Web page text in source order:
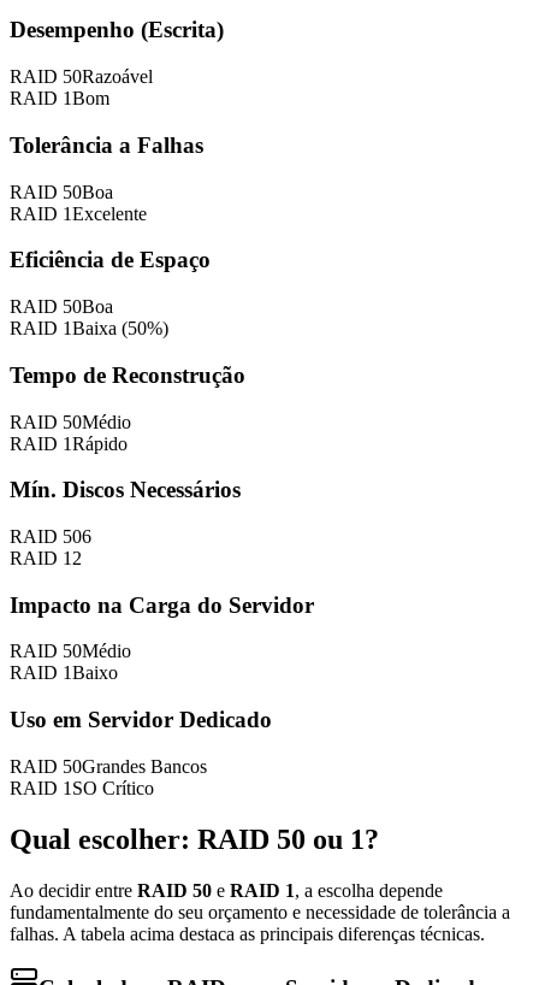
Desempenho (Escrita)
RAID 50Razoável
RAID 1Bom
Tolerância a Falhas
RAID 50Boa
RAID 1Excelente
Eficiência de Espaço
RAID 50Boa
RAID 1Baixa (50%)
Tempo de Reconstrução
RAID 50Médio
RAID 1Rápido
Mín. Discos Necessários
RAID 506
RAID 1 2
Impacto na Carga do Servidor
RAID 50Médio
RAID 1Baixo
Uso em Servidor Dedicado
RAID 50Grandes Bancos
RAID 1 SO Crítico
Qual escolher: RAID 50 ou 1?
Ao decidir entre RAID 50 e RAID 1, a escolha depende
fundamentalmente do seu orçamento e necessidade de tolerância a
falhas. A tabela acima destaca as principais diferenças técnicas.